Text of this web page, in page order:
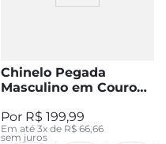
Chinelo Pegada
Masculino em Couro
R$ 199,99
Em até 3x de R$ 66 66
sem juros